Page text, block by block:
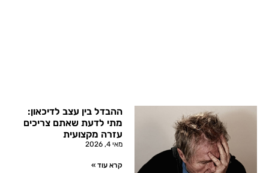
ההבדל בין עצב לדיכאון:
מתי לדעת שאתם צריכים
עזרה מקצועית
מאי 4, 2026
קרא עוד »